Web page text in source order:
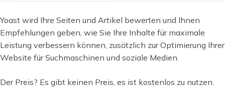
Yoast wird Ihre Seiten und Artikel bewerten und Ihnen
Empfehlungen geben, wie Sie Ihre Inhalte für maximale
Leistung verbessern können, zusätzlich zur Optimierung Ihrer
Website für Suchmaschinen und soziale Medien.
Der Preis? Es gibt keinen Preis, es ist kostenlos zu nutzen.